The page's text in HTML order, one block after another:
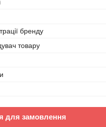
бренду
товару
для замовлення